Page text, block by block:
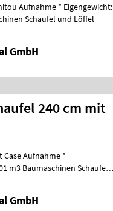
Aufnahme * Eigengewicht:
Schaufel und Löffel
GmbH
240 cm mit
Case Aufnahme *
m3 Baumaschinen Schaufel
GmbH